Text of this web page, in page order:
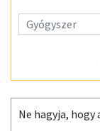
Ne hagyja,